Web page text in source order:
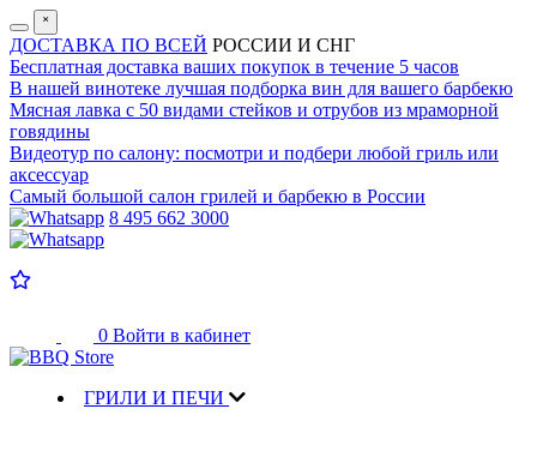
˟
ДОСТАВКА ПО ВСЕЙ РОССИИ И СНГ
Бесплатная доставка ваших покупок в течение 5 часов
В нашей винотеке лучшая подборка вин для вашего барбекю
Мясная лавка с 50 видами стейков и отрубов из мраморной
говядины
Видеотур по салону: посмотри и подбери любой гриль или
аксессуар
Самый большой салон грилей и барбекю в России
8 495 662 3000
0 Войти в кабинет
ГРИЛИ И ПЕЧИ